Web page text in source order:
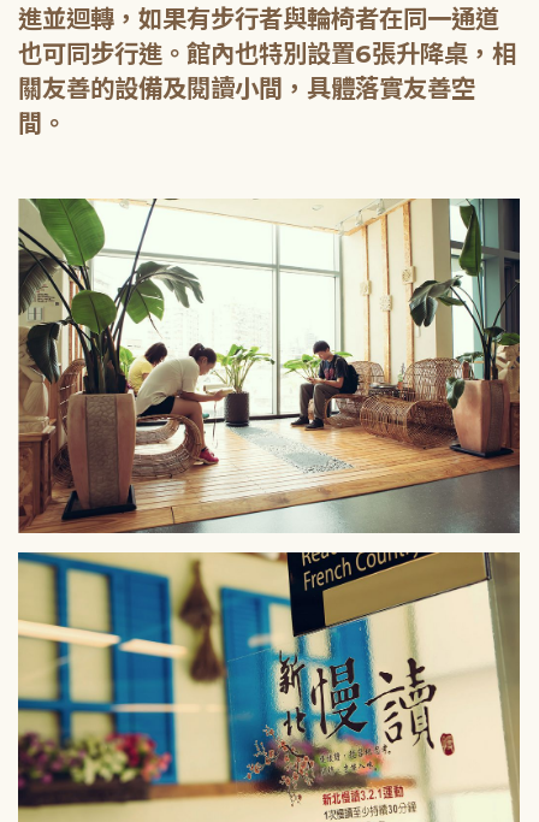
進並迴轉，如果有步行者與輪椅者在同一通道
也可同步行進。館內也特別設置6張升降桌，相
關友善的設備及閱讀小間，具體落實友善空
間。